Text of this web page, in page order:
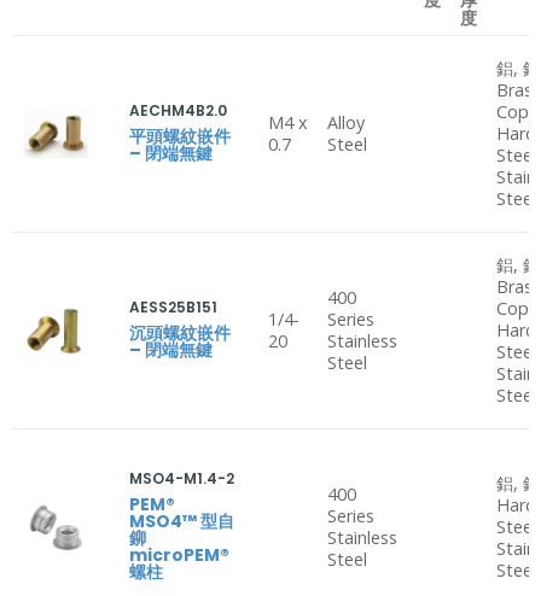
度
AECHM4B2.0
平頭螺紋嵌件
– 閉端無鍵
M4 x
0.7
Alloy
Steel
鋁,
Hard
Steel,
Steel
AESS25B151
沉頭螺紋嵌件
– 閉端無鍵
1/4-
20
400
Series
Stainless
Steel
鋁,
Hard
Steel,
Steel
MSO4-M1.4-2
PEM®
MSO4™ 型自
鉚
microPEM®
螺柱
400
Series
Stainless
Steel
鋁,
Hard
Steel,
Steel